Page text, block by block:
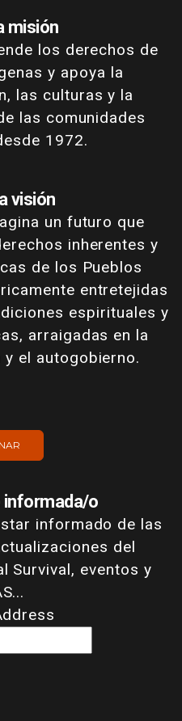
misión
los derechos de
y apoya la
las culturas y la
las comunidades
1972.
visión
un futuro que
inherentes y
de los Pueblos
entretejidas
espirituales y
arraigadas en la
el autogobierno.
o
informado de las
del
Survival, eventos y